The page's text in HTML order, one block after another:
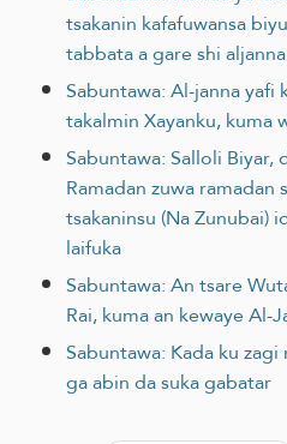
tsakanin kafafuwansa
tabbata a gare shi aljanna
Sabuntawa: Al-janna yafi
takalmin Xayanku, kuma
Sabuntawa: Salloli Biyar,
Ramadan zuwa ramadan
tsakaninsu (Na Zunubai)
laifuka
Sabuntawa: An tsare
Rai, kuma an kewaye Al-
Sabuntawa: Kada ku
ga abin da suka gabatar